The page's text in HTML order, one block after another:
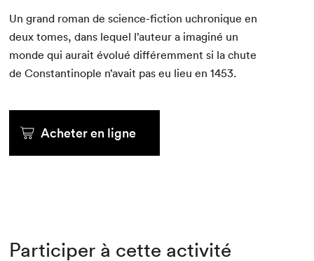
Un grand roman de sci­ence-fic­tion uchronique en
deux tomes, dans lequel l’auteur a imag­iné un
monde qui aurait évolué dif­férem­ment si la chute
de Con­stan­tino­ple n’avait pas eu lieu en1453.
Acheter en ligne
Participer à cette activité